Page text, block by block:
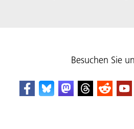
Besuchen Sie